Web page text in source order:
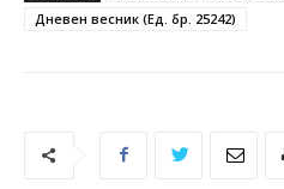
Дневен весник (Ед. бр. 25242)